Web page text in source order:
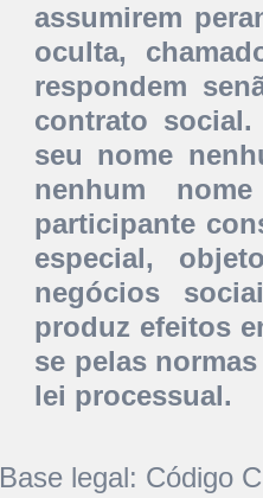
assumirem
oculta,
respondem
contrato
seu nome
nenhum
participante
especial,
negócios
produz efeitos
se pelas
lei processual.
Base legal: Código